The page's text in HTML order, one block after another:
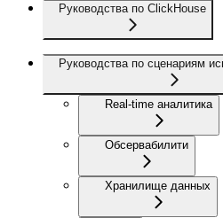
Руководства по ClickHouse
Руководства по сценариям
Real-time аналитика
Обсервабилити
Хранилище данных